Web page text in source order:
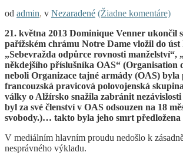
od admin, v Nezaradené (Žiadne komentáre)
21. května 2013 Dominique Venner ukončil
pařížském chrámu Notre Dame vložil do úst
„Sebevražda odpůrce rovnosti manželství“,
někdejšího příslušníka OAS“ (Organisation
neboli Organizace tajné armády (OAS) byla
francouzská pravicová polovojenská
války o Alžírsko snažila zabránit nezávislosti
byl za své členství v OAS odsouzen na 18
svobody.)… takto byla jeho smrt předložena
V mediálním hlavním proudu nedošlo k
nesprávného výkladu.